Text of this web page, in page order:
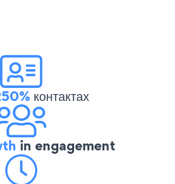
контактах
in engagement